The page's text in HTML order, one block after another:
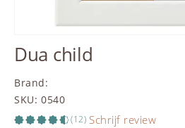
Dua child
Brand:
SKU: 0540
(12) Schrijf review